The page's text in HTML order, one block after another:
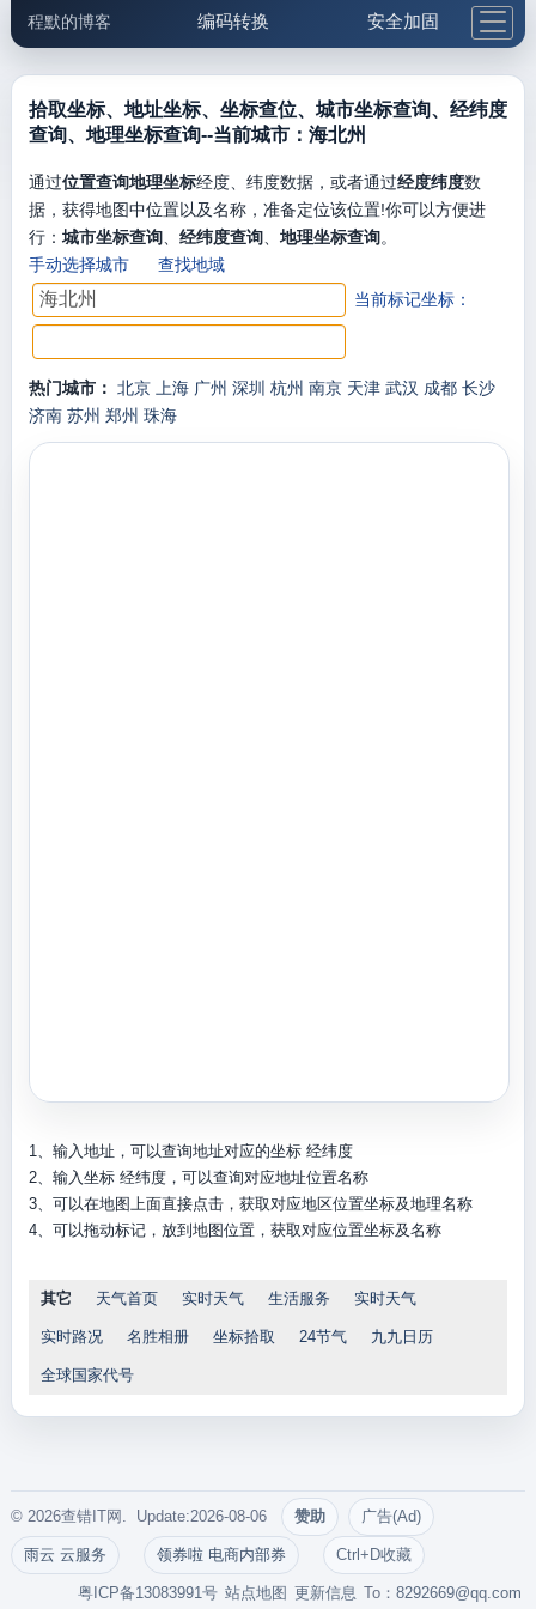
程默的博客 编码转换 安全加固
邮件工具 生活便民 更多工具
拾取坐标、地址坐标、坐标查位、城市坐标查询、经纬度
查询、地理坐标查询--当前城市：海北州
通过位置查询地理坐标经度、纬度数据，或者通过经度纬度数
据，获得地图中位置以及名称，准备定位该位置!你可以方便进
行： 城市坐标查询、 经纬度查询、 地理坐标查询。
手动选择城市
查找地域
当前标记坐标：
热门城市： 北京 上海 广州 深圳 杭州 南京 天津 武汉 成都 长沙
济南 苏州 郑州 珠海
1、输入地址，可以查询地址对应的坐标 经纬度
2、输入坐标 经纬度，可以查询对应地址位置名称
3、可以在地图上面直接点击，获取对应地区位置坐标及地理名称
4、可以拖动标记，放到地图位置，获取对应位置坐标及名称
其它 天气首页 实时天气 生活服务 实时天气
实时路况 名胜相册 坐标拾取 24节气 九九日历
全球国家代号
© 2026查错IT网. Update:2026-08-06 赞助 广告(Ad)
雨云 云服务 领券啦 电商内部券 Ctrl+D收藏
To：8292669@qq.com
更新信息
站点地图
粤ICP备13083991号